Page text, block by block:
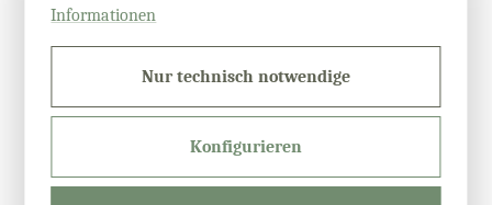
Details & Bedingungen
Informationen
Nur technisch notwendige
Konfigurieren